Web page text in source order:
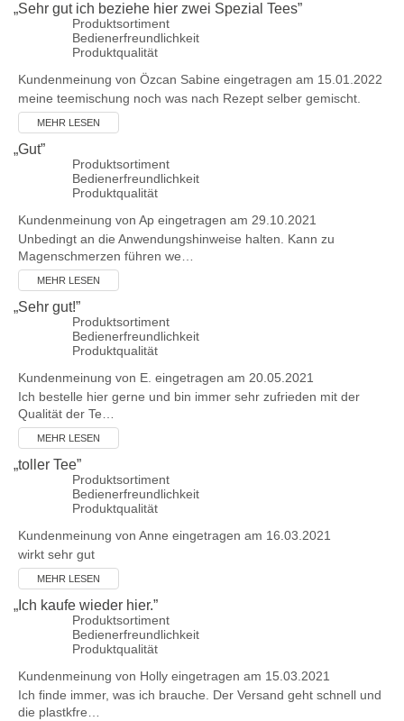
„Sehr gut ich beziehe hier zwei Spezial Tees”
Produktsortiment
Bedienerfreundlichkeit
Produktqualität
Kundenmeinung von Özcan Sabine eingetragen am 15.01.2022
meine teemischung noch was nach Rezept selber gemischt.
MEHR LESEN
„Gut”
Produktsortiment
Bedienerfreundlichkeit
Produktqualität
Kundenmeinung von Ap eingetragen am 29.10.2021
Unbedingt an die Anwendungshinweise halten. Kann zu
Magenschmerzen führen we…
MEHR LESEN
„Sehr gut!”
Produktsortiment
Bedienerfreundlichkeit
Produktqualität
Kundenmeinung von E. eingetragen am 20.05.2021
Ich bestelle hier gerne und bin immer sehr zufrieden mit der
Qualität der Te…
MEHR LESEN
„toller Tee”
Produktsortiment
Bedienerfreundlichkeit
Produktqualität
Kundenmeinung von Anne eingetragen am 16.03.2021
wirkt sehr gut
MEHR LESEN
„ Ich kaufe wieder hier.”
Produktsortiment
Bedienerfreundlichkeit
Produktqualität
Kundenmeinung von Holly eingetragen am 15.03.2021
Ich finde immer, was ich brauche. Der Versand geht schnell und
die plastkfre…